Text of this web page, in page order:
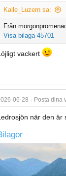
n
s
:
Kalle_Luzern sa:
Från
Visa bilaga 45701
vackert
06-28 Posta dina
när den är